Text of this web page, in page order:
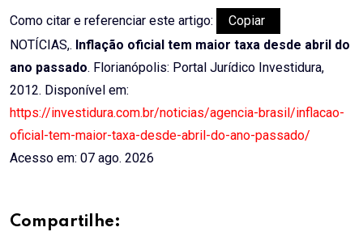
Como citar e referenciar este artigo:
Copiar
NOTÍCIAS,. Inflação oficial tem maior taxa desde abril do
ano passado. Florianópolis: Portal Jurídico Investidura,
2012. Disponível em:
https://investidura.com.br/noticias/agencia-brasil/inflacao-
oficial-tem-maior-taxa-desde-abril-do-ano-passado/
Acesso em: 07 ago. 2026
Compartilhe: